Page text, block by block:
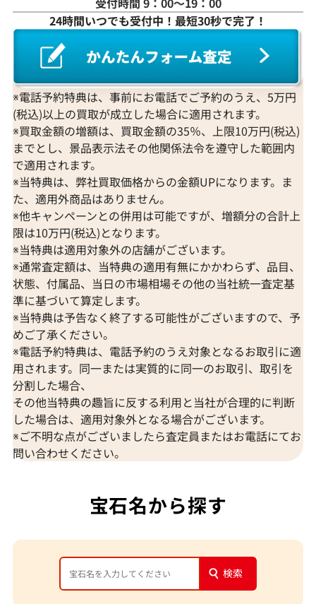
24時間いつでも受付中！最短30秒で完了！
※電話予約特典は、事前にお電話でご予約のうえ、5万円
(税込)以上の買取が成立した場合に適用されます。
※買取金額の増額は、買取金額の35％、上限10万円(税込)
までとし、景品表示法その他関係法令を遵守した範囲内
で適用されます。
※当特典は、弊社買取価格からの金額UPになります。ま
た、適用外商品はありません。
※他キャンペーンとの併用は可能ですが、増額分の合計上
限は10万円(税込)となります。
※当特典は適用対象外の店舗がございます。
※通常査定額は、当特典の適用有無にかかわらず、品目、
状態、付属品、当日の市場相場その他の当社統一査定基
準に基づいて算定します。
※当特典は予告なく終了する可能性がございますので、予
めご了承ください。
※電話予約特典は、電話予約のうえ対象となるお取引に適
用されます。同一または実質的に同一のお取引、取引を
分割した場合、
その他当特典の趣旨に反する利用と当社が合理的に判断
した場合は、適用対象外となる場合がございます。
※ご不明な点がございましたら査定員またはお電話にてお
問い合わせください。
宝石名から探す
検索